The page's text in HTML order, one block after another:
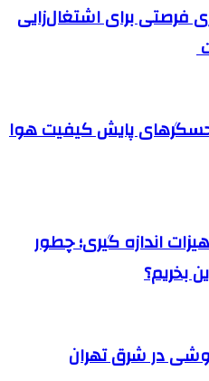
فرصتی برای اشتغال‌زایی
حسگرهای پایش کیفیت هوا
اندازه گیری؛ چطور
بخریم؟
در شرق تهران